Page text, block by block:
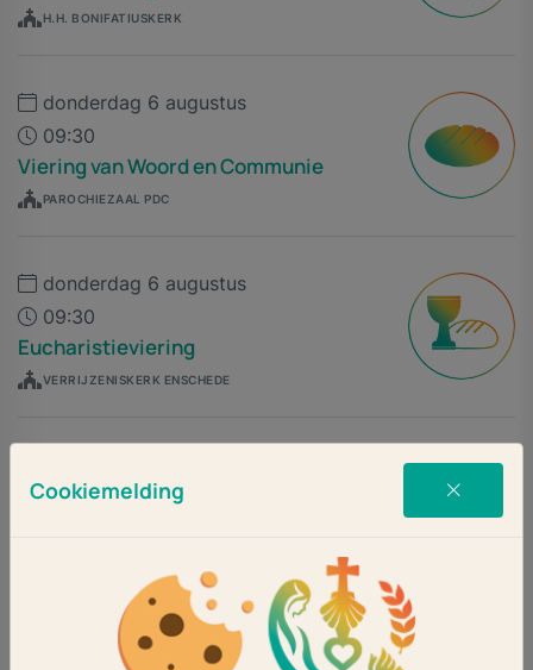
Cookiemelding
H.H. BONIFATIUSKERK
donderdag 6 augustus
09:30
Viering van Woord en Communie
PAROCHIEZAAL PDC
donderdag 6 augustus
09:30
Eucharistieviering
VERRIJZENISKERK ENSCHEDE
18:00
Bekijk alle vieringen